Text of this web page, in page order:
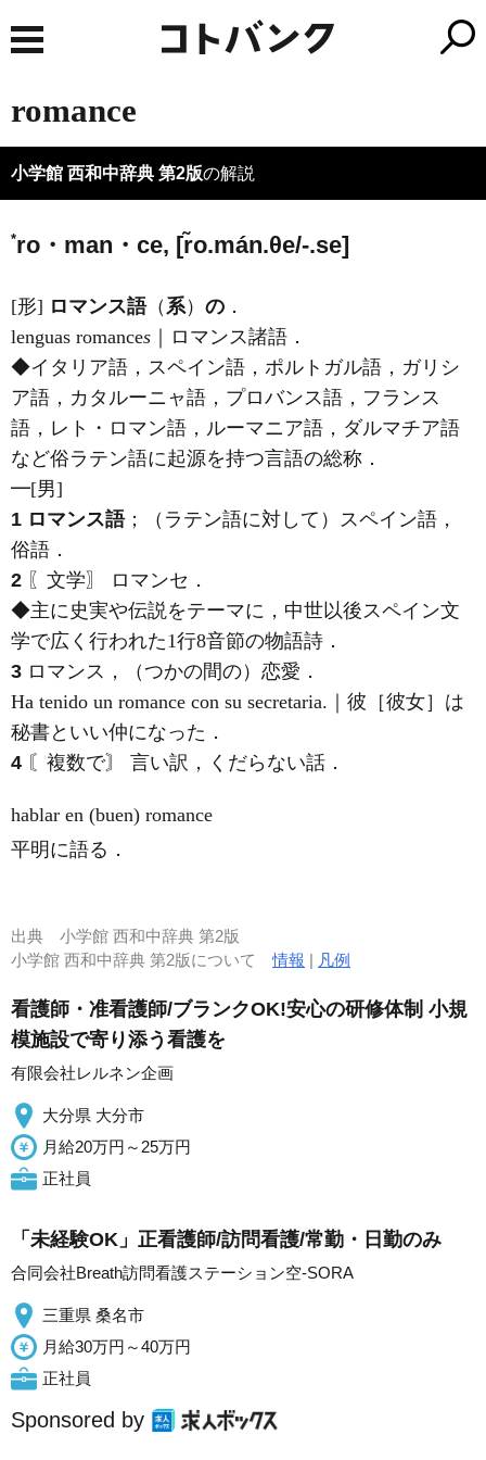
romance
小学館 西和中辞典 第2版の解説
*ro・man・ce, [r̃o.mán.θe/-.se]
[形] ロマンス語（系） の ．
lenguas romances ｜ロマンス諸語．
◆イタリア語，スペイン語，ポルトガル語，ガリシ
ア語，カタルーニャ語，プロバンス語，フランス
語，レト・ロマン語，ルーマニア語，ダルマチア語
など俗ラテン語に起源を持つ言語の総称．
━[男]
1 ロマンス語；（ラテン語に対して）スペイン語，
俗語．
2 〖文学〗 ロマンセ．
◆主に史実や伝説をテーマに，中世以後スペイン文
学で広く行われた1行8音節の物語詩．
3 ロマンス，（つかの間の）恋愛．
Ha tenido un romance con su secretaria.｜彼［彼女］は
秘書といい仲になった．
4 〘複数で〙 言い訳，くだらない話．
hablar en (buen) romance
平明に語る．
出典 小学館 西和中辞典 第2版
小学館 西和中辞典 第2版について情報 | 凡例
看護師・准看護師/ブランクOK!安心の研修体制 小規
模施設で寄り添う看護を
有限会社レルネン企画
大分県 大分市
月給20万円～25万円
正社員
「未経験OK」正看護師/訪問看護/常勤・日勤のみ
合同会社Breath訪問看護ステーション空-SORA
三重県 桑名市
月給30万円～40万円
正社員
Sponsored by